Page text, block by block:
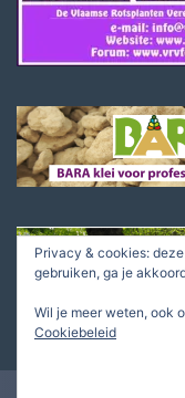
Privacy & cookies:
gebruiken, ga je
Wil je meer weten, ook
Cookiebeleid